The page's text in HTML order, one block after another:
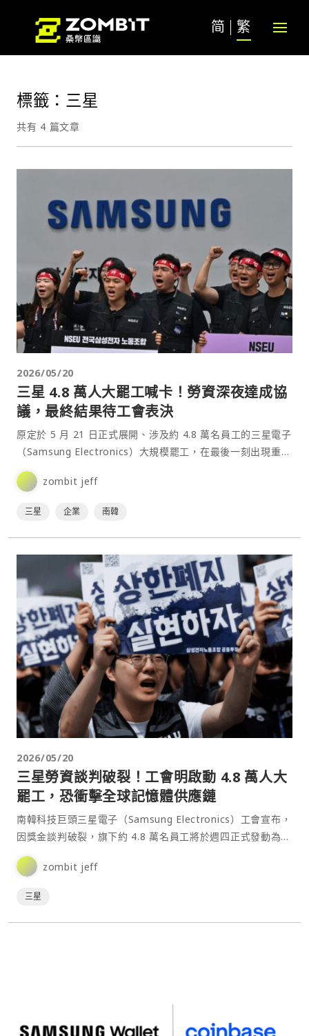
简 繁
標籤：三星
共有 4 篇文章
2026/05/20
三星 4.8 萬人大罷工喊卡！勞資深夜達成協
議，最終結果待工會表決
原定於 5 月 21 日正式展開、涉及約 4.8 萬名員工的三星電子
（Samsung Electronics）大規模罷工，在最後一刻出現重大
轉折。三星與旗下最大工會⋯
zombit jeff
三星 企業 南韓
2026/05/20
三星勞資談判破裂！工會明啟動 4.8 萬人大
罷工，恐衝擊全球記憶體供應鏈
南韓科技巨頭三星電子（Samsung Electronics）工會宣布，
因獎金談判破裂，旗下約 4.8 萬名員工將於週四正式發動為期
18 天的大規模罷工。此次行動⋯
zombit jeff
三星